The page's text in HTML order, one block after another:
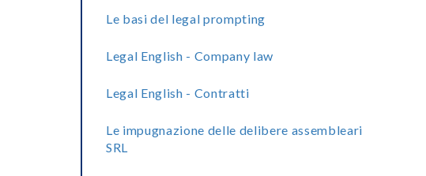
Le basi del legal prompting
Legal English - Company law
Legal English - Contratti
Le impugnazione delle delibere assembleari
SRL